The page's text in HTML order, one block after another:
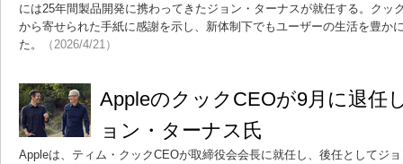
には25年間製品開発に携わってきたジョン・ターナスが就任する。クッ
から寄せられた手紙に感謝を示し、新体制下でもユーザーの生活を豊か
た。
（2026/4/21）
AppleのクックCEOが9月に退
ョン・ターナス氏
Appleは、ティム・クックCEOが取締役会会長に就任し、後任としてジ